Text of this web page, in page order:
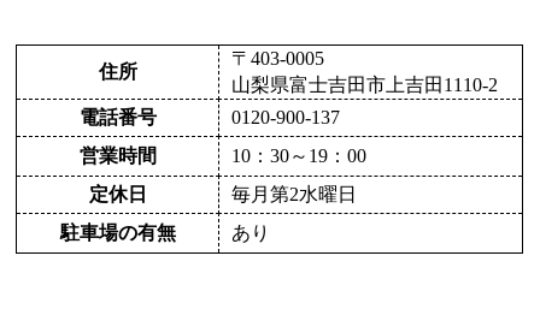
住所
〒403-0005
山梨県富士吉田市上吉田1110-2
電話番号
0120-900-137
営業時間
10：30～19：00
定休日
毎月第2水曜日
駐車場の有無
あり